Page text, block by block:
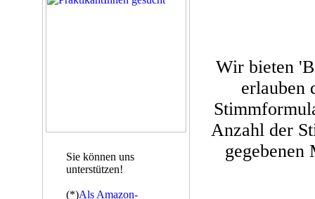
Sie können uns
unterstützen!
(*)Als Amazon-
Wir bieten
erlauben
Anzahl der
gegebenen